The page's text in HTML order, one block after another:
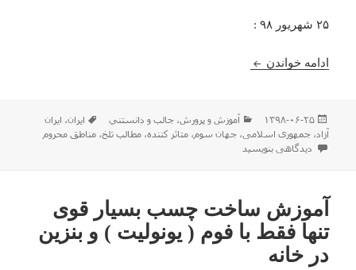
۲۵ شهریور ۹۸ :
ادامه خواندن چرا باید در ایران شاهد چنین مسائلی باشیم ؟‌ (۲)
ارسال
شده
در
۱۳۹۸-۰۶-۲۵ دسته‌ها
آموزش و پرورش،جالب و دانستني برچسب‌ها
ایران، ایران
آزاد،جمهوری اسلامی،جهان سوم،متاثر کننده،مطالب تلخ،مناطق محروم
برای چرا باید در ایران شاهد چنین مسائلی باشیم ؟‌ (۲)
دیدگاهی بنویسید
آموزش ساخت چسب بسیار قوی
تنها فقط با فوم ( یونولیت ) و بنزین
در خانه